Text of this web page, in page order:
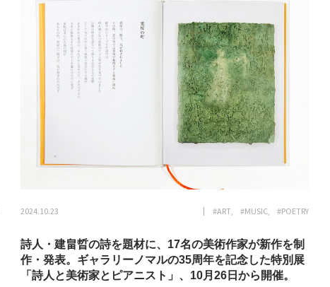
2024.10.23 #ART #MUSIC #POETRY
詩人・建畠晢の詩を題材に、17名の美術作家が新作を制
作・発表。ギャラリーノマルの35周年を記念した特別展
「詩人と美術家とピアニスト」、10月26日から開催。